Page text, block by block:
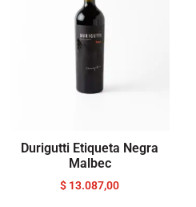
Durigutti Etiqueta Negra
Malbec
$ 13.087,00